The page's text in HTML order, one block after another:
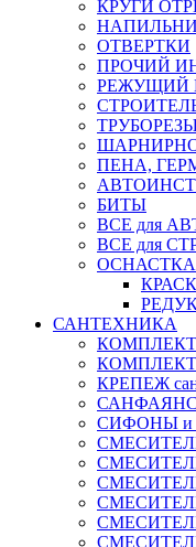
КРУГИ
ОТВЕРТКИ
ПРОЧИЙ
РЕЖУЩИЙ
ПЕНА,
БИТЫ
ВСЕ для
ВСЕ для
ОСНАСТКА
САНТЕХНИКА
КРЕПЕЖ
САНФАЯНС
СИФОНЫ